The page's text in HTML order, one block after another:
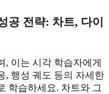
공 전략: 차트, 다이
, 이는 시각 학습자에게
, 행성 궤도 등의 자세한
학습하세요. 차트와 그